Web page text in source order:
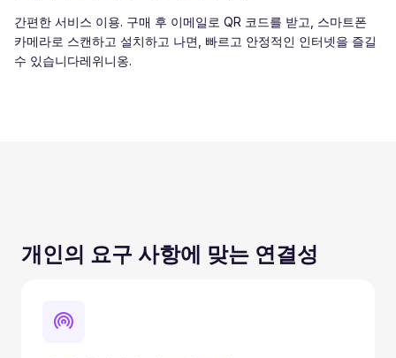
간편한 서비스 이용. 구매 후 이메일로 QR 코드를 받고, 스마트폰
카메라로 스캔하고 설치하고 나면, 빠르고 안정적인 인터넷을 즐길
수 있습니다레위니옹.
개인의 요구 사항에 맞는 연결성